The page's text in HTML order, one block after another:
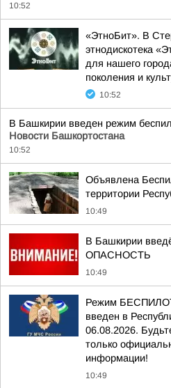
10:52
«ЭтноБит». В
этнодискотека
для нашего
поколения и
10:52
В Башкирии введен режим
Новости Башкортостана
10:52
Объявлена
территории
10:49
В Башкирии
ОПАСНОСТЬ
10:49
Режим
введен в
06.08.2026.
только
информации!
10:49